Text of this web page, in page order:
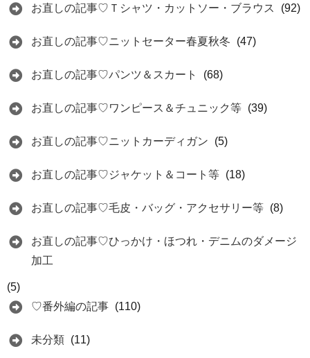
お直しの記事♡Ｔシャツ・カットソー・ブラウス (92)
お直しの記事♡ニットセーター春夏秋冬 (47)
お直しの記事♡パンツ＆スカート (68)
お直しの記事♡ワンピース＆チュニック等 (39)
お直しの記事♡ニットカーディガン (5)
お直しの記事♡ジャケット＆コート等 (18)
お直しの記事♡毛皮・バッグ・アクセサリー等 (8)
お直しの記事♡ひっかけ・ほつれ・デニムのダメージ
加工
(5)
♡番外編の記事 (110)
未分類 (11)